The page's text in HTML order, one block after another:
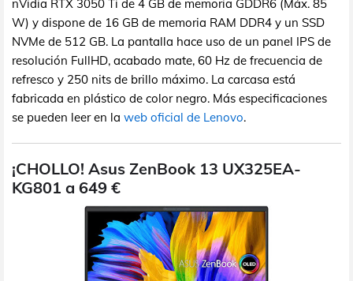
nVidia RTX 3050 Ti de 4 GB de memoria GDDR6 (Máx. 85
W) y dispone de 16 GB de memoria RAM DDR4 y un SSD
NVMe de 512 GB. La pantalla hace uso de un panel IPS de
resolución FullHD, acabado mate, 60 Hz de frecuencia de
refresco y 250 nits de brillo máximo. La carcasa está
fabricada en plástico de color negro. Más especificaciones
se pueden leer en la web oficial de Lenovo.
¡CHOLLO! Asus ZenBook 13 UX325EA-
KG801 a 649 €